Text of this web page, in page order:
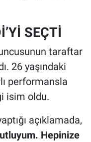
SEÇTİ
taraftar
26 yaşındaki
performansla
isim oldu.
açıklamada,
Hepinize